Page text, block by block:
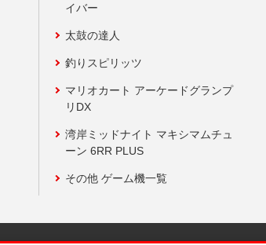
イバー
太鼓の達人
釣りスピリッツ
マリオカート アーケードグランプ
リDX
湾岸ミッドナイト マキシマムチュ
ーン 6RR PLUS
その他 ゲーム機一覧